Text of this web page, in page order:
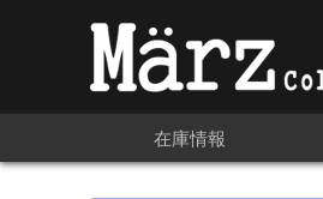
在庫情報